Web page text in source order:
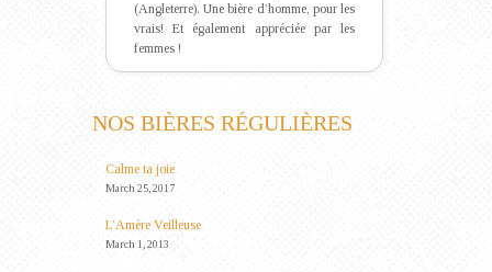
(Angleterre). Une bière d’homme, pour les
vrais! Et également appréciée par les
femmes !
NOS BIÈRES RÉGULIÈRES
Calme ta joie
March 25, 2017
L’Amère Veilleuse
March 1, 2013